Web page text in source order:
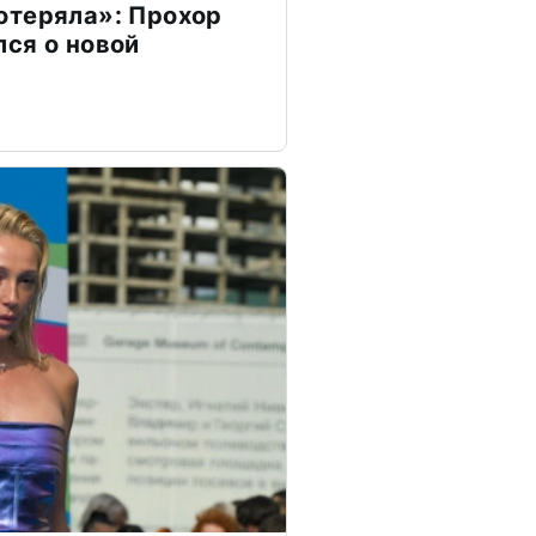
Прохор
о новой